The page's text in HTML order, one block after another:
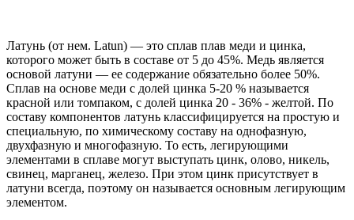
Латунь (от нем. Latun) — это сплав плав меди и цинка,
которого может быть в составе от 5 до 45%. Медь является
основой латуни — ее содержание обязательно более 50%.
Сплав на основе меди с долей цинка 5-20 % называется
красной или томпаком, с долей цинка 20 - 36% - желтой. По
составу компонентов латунь классифицируется на простую и
специальную, по химическому составу на однофазную,
двухфазную и многофазную. То есть, легирующими
элементами в сплаве могут выступать цинк, олово, никель,
свинец, марганец, железо. При этом цинк присутствует в
латуни всегда, поэтому он называется основным легирующим
элементом.